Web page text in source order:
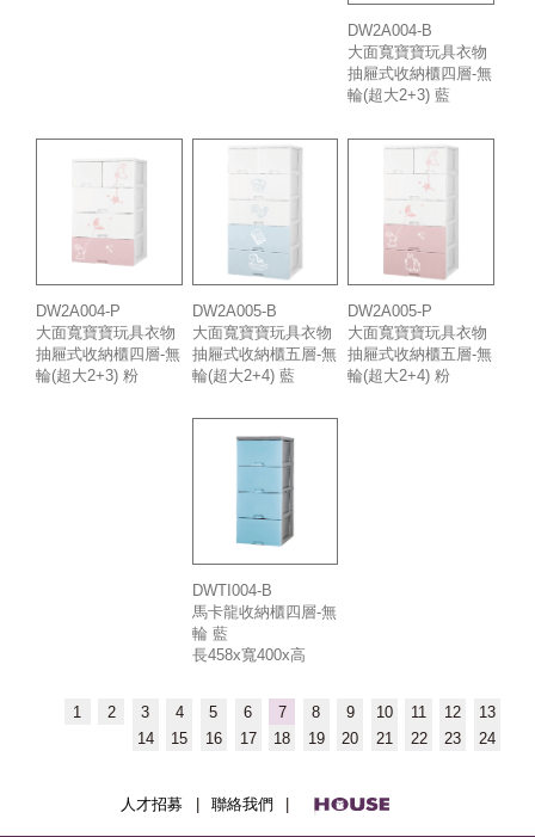
DW2A004-B
大面寬寶寶玩具衣物
抽屜式收納櫃四層-無
輪(超大2+3) 藍
917mm
DW2A004-P
大面寬寶寶玩具衣物
抽屜式收納櫃四層-無
輪(超大2+3) 粉
DW2A005-B
大面寬寶寶玩具衣物
抽屜式收納櫃五層-無
輪(超大2+4) 藍
1140mm
DW2A005-P
大面寬寶寶玩具衣物
抽屜式收納櫃五層-無
輪(超大2+4) 粉
DWTI004-B
馬卡龍收納櫃四層-無
輪 藍
長458x寬400x高
1
2 3 4 5 6 7 8 9 10 11 12
13
14
15 16 17 18 19 20 21 22 23 24
人才招募 聯絡我們